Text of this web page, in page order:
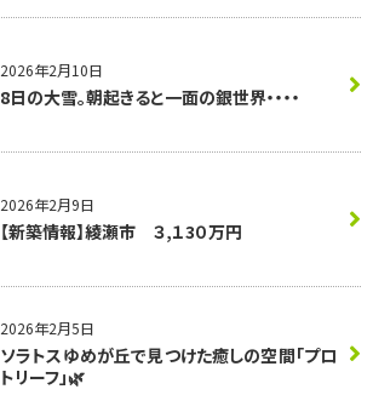
2026年2月10日
8日の大雪。朝起きると一面の銀世界・・・・
2026年2月9日
【新築情報】綾瀬市 ３,１3０万円
2026年2月5日
ソラトスゆめが丘で見つけた癒しの空間「プロ
トリーフ」🌿